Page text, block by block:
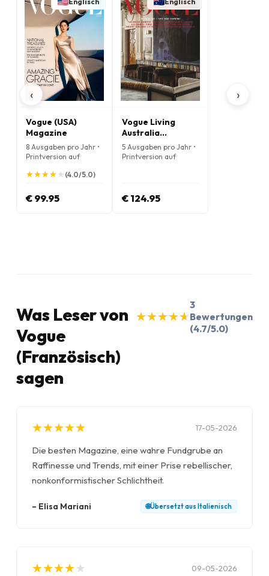
‹
Vogue (USA)
Magazine
8 Ausgaben pro Jahr •
Printversion auf
★
★★
★★
★★
★★
★ (4.0/5.0)
€ 99.95
Vogue Living
Australia
Magazine
5 Ausgaben pro Jahr •
Printversion auf
€ 124.95
›
Was Leser von
Vogue
(Französisch)
sagen
★
★★
★★
★★
★★
★
3
Bewertungen
(4.7/5.0)
★
★★
★★
★★
★★
★ 17-05-2026
Die besten Magazine, eine wahre Fundgrube an
Raffinesse und Trends, mit einer Prise rebellischer,
nonkonformistischer Schlichtheit.
– Elisa Mariani 🌐Übersetzt aus Italienisch
★
★★
★★
★★
★★
★ 09-05-2026